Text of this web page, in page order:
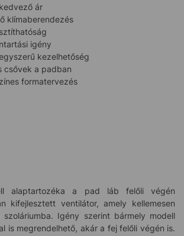
ár
klímaberendezés
igény
kezelhetőség
csővek a padban
formatervezés
alaptartozéka a pad láb felőli végén
kifejlesztett ventilátor, amely kellemesen
Igény szerint bármely modell
is megrendelhető, akár a fej felőli végén is.